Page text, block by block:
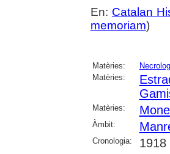
En: Catalan
memoriam)
Matèries:
Matèries:
Matèries:
Àmbit:
Cronologia: 1918